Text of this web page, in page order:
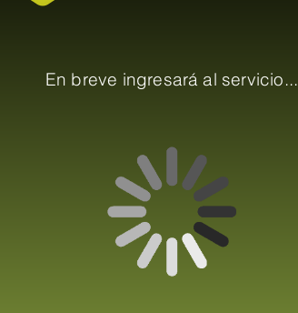
En breve ingresará al servicio...